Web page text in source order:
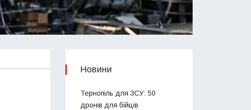
Новини
Тернопіль для ЗСУ: 50
дронів для бійців